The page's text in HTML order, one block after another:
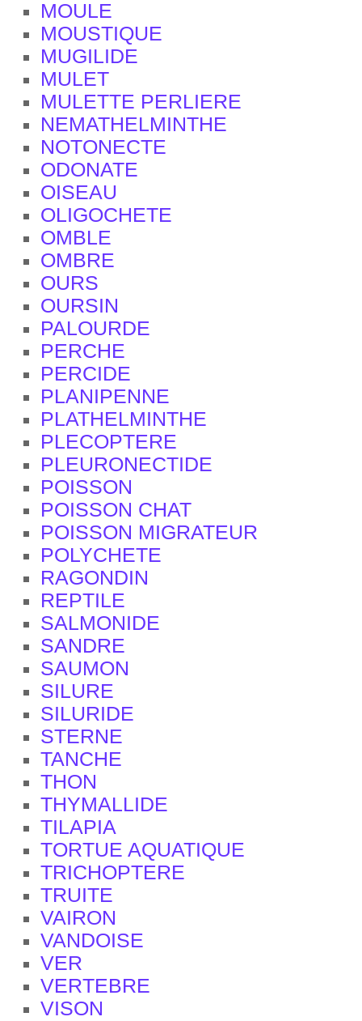
MOULE
MOUSTIQUE
MUGILIDE
MULET
MULETTE PERLIERE
NEMATHELMINTHE
NOTONECTE
ODONATE
OISEAU
OLIGOCHETE
OMBLE
OMBRE
OURS
OURSIN
PALOURDE
PERCHE
PERCIDE
PLANIPENNE
PLATHELMINTHE
PLECOPTERE
PLEURONECTIDE
POISSON
POISSON CHAT
POISSON MIGRATEUR
POLYCHETE
RAGONDIN
REPTILE
SALMONIDE
SANDRE
SAUMON
SILURE
SILURIDE
STERNE
TANCHE
THON
THYMALLIDE
TILAPIA
TORTUE AQUATIQUE
TRICHOPTERE
TRUITE
VAIRON
VANDOISE
VER
VERTEBRE
VISON